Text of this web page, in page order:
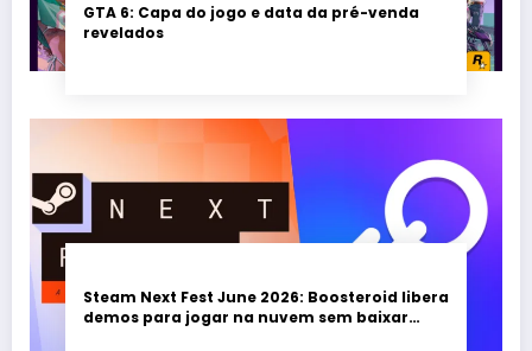
GTA 6: Capa do jogo e data da pré-venda
revelados
Steam Next Fest June 2026: Boosteroid libera
demos para jogar na nuvem sem baixar